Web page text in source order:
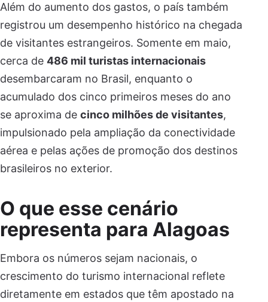
Além do aumento dos gastos, o país também
registrou um desempenho histórico na chegada
de visitantes estrangeiros. Somente em maio,
cerca de 486 mil turistas internacionais
desembarcaram no Brasil, enquanto o
acumulado dos cinco primeiros meses do ano
se aproxima de cinco milhões de visitantes,
impulsionado pela ampliação da conectividade
aérea e pelas ações de promoção dos destinos
brasileiros no exterior.
O que esse cenário
representa para Alagoas
Embora os números sejam nacionais, o
crescimento do turismo internacional reflete
diretamente em estados que têm apostado na